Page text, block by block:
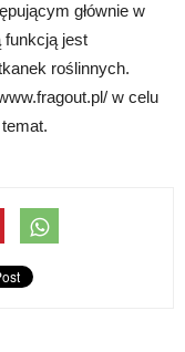
głównie w
funkcją jest
roślinnych.
w celu